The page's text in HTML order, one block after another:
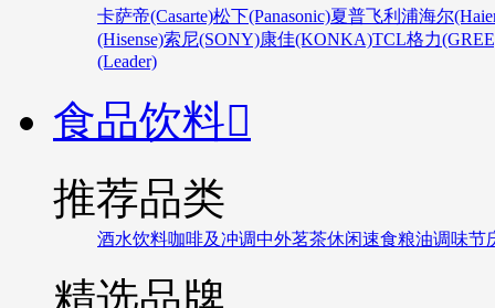
卡萨帝(Casarte)松下(Panasonic)夏普飞利浦海尔
(Hisense)索尼(SONY)康佳(KONKA)TCL格力
(Leader)
食品饮料
推荐品类
酒水饮料咖啡及冲调中外茗茶休闲速食粮油调味节
精选品牌